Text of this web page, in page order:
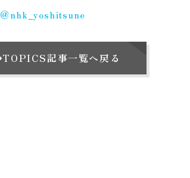
＠nhk_yoshitsune
TOPICS記事一覧へ戻る